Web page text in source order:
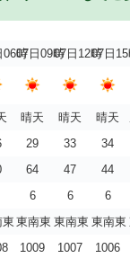
06時07日09時07日12時07日
晴天 晴天 晴天
29 33 34
64 47 44
6 6 6
東東南東 東南東 東南東
1009 1007 1006